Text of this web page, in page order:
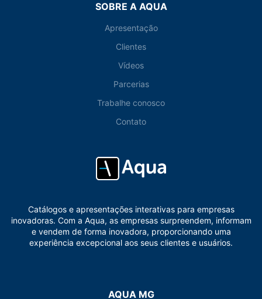
SOBRE A AQUA
Apresentação
Clientes
Vídeos
Parcerias
Trabalhe conosco
Contato
Catálogos e apresentações interativas para empresas
inovadoras. Com a Aqua, as empresas surpreendem, informam
e vendem de forma inovadora, proporcionando uma
experiência excepcional aos seus clientes e usuários.
AQUA MG